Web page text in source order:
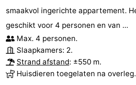
Natuur
Het
Weer
Contact
smaakvol ingerichte appartement.
geschikt voor 4 personen en van ...
Max. 4 personen.
Slaapkamers: 2.
Strand afstand: ±550 m.
Huisdieren toegelaten na overleg.